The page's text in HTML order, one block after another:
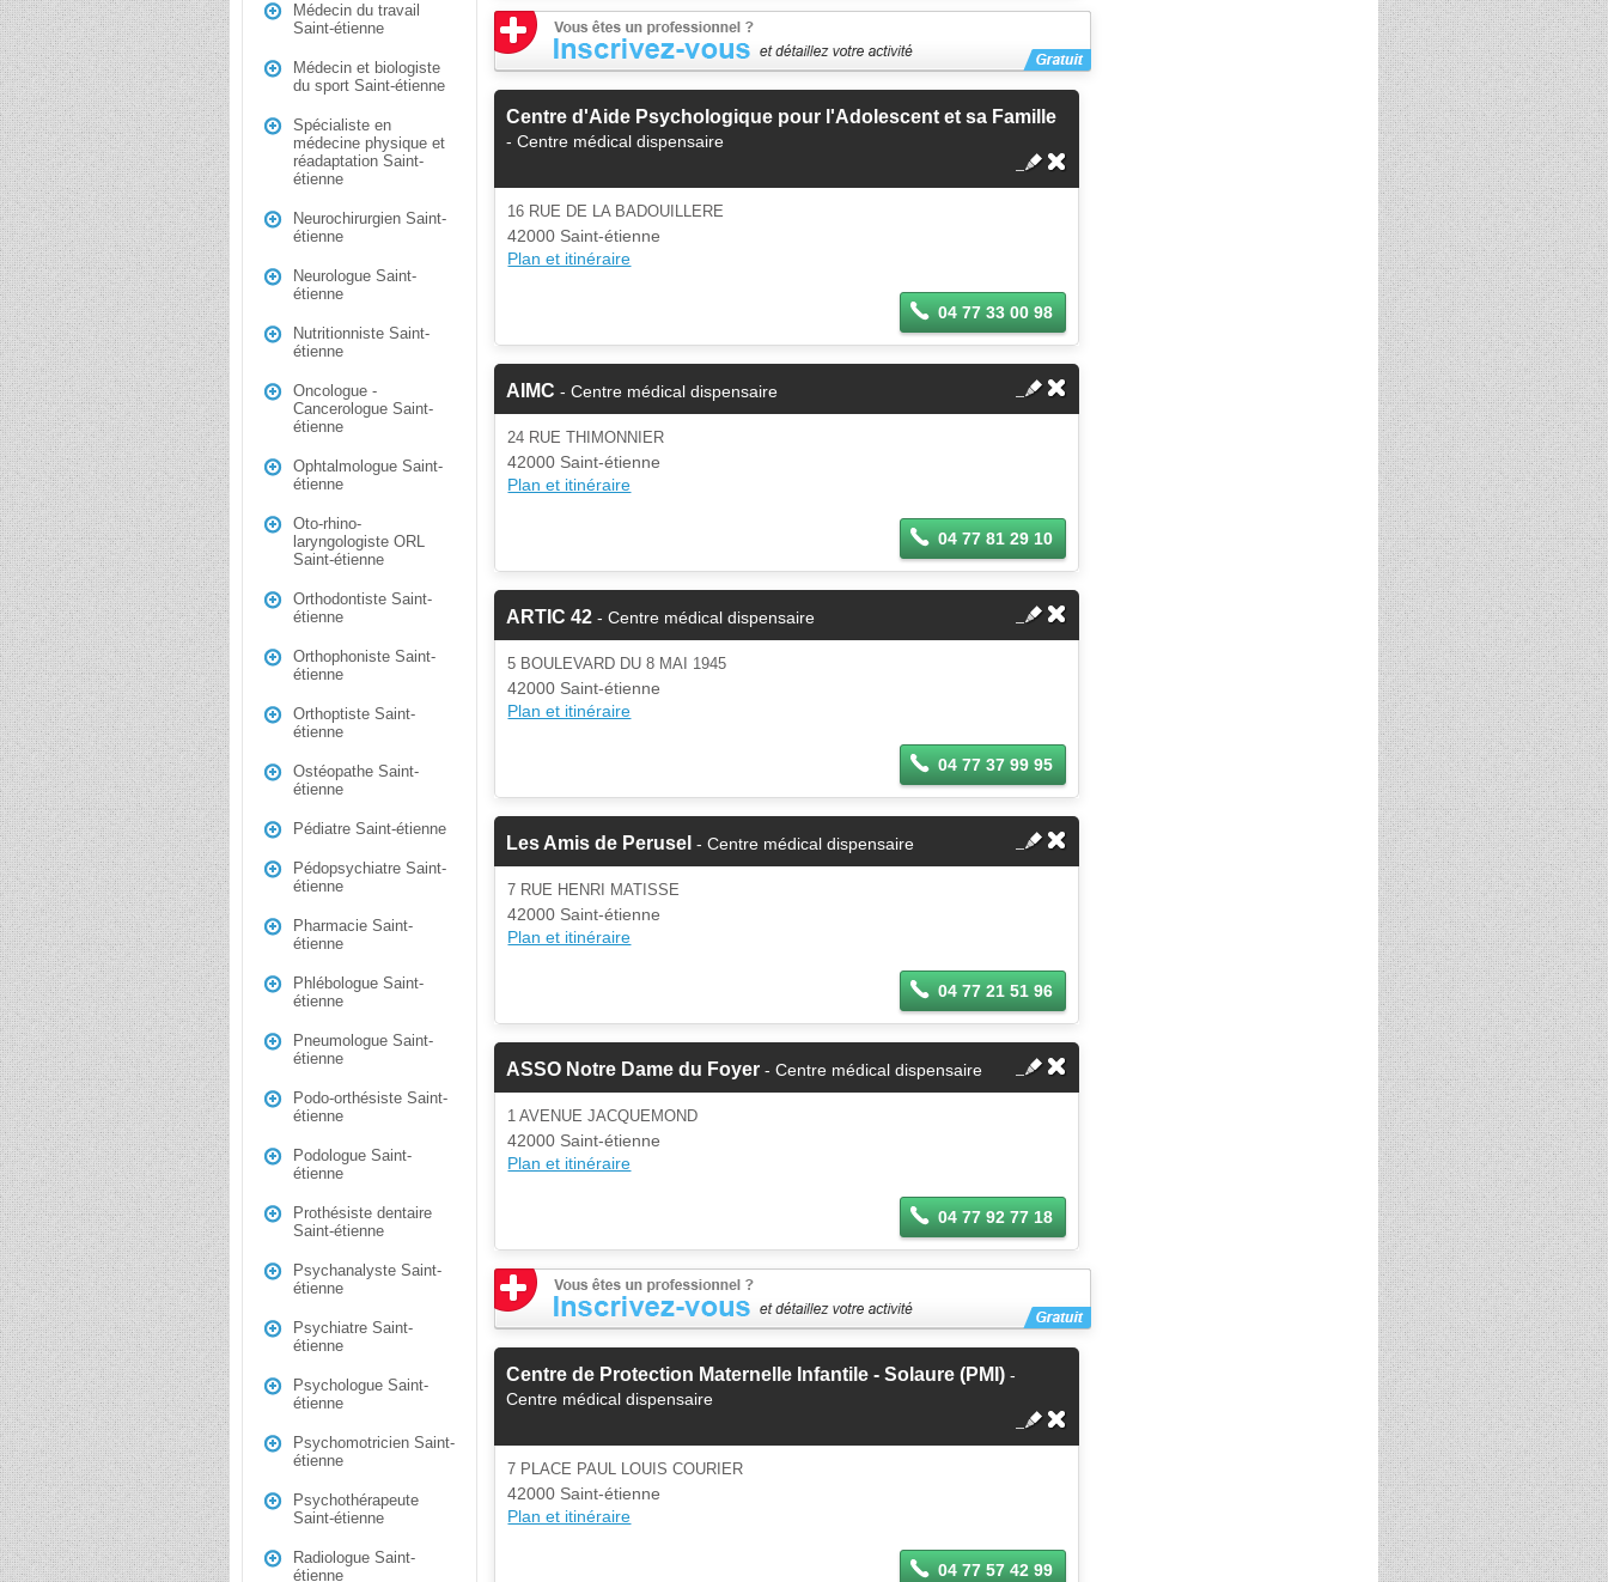
Médecin du travail
Saint-étienne
Médecin et biologiste
du sport Saint-étienne
Spécialiste en
médecine physique et
réadaptation Saint-
étienne
Neurochirurgien Saint-
étienne
Neurologue Saint-
étienne
Nutritionniste Saint-
étienne
Oncologue -
Cancerologue Saint-
étienne
Ophtalmologue Saint-
étienne
Oto-rhino-
laryngologiste ORL
Saint-étienne
Orthodontiste Saint-
étienne
Orthophoniste Saint-
étienne
Orthoptiste Saint-
étienne
Ostéopathe Saint-
étienne
Pédiatre Saint-étienne
Pédopsychiatre Saint-
étienne
Pharmacie Saint-
étienne
Phlébologue Saint-
étienne
Pneumologue Saint-
étienne
Podo-orthésiste Saint-
étienne
Podologue Saint-
étienne
Prothésiste dentaire
Saint-étienne
Psychanalyste Saint-
étienne
Psychiatre Saint-
étienne
Psychologue Saint-
étienne
Psychomotricien Saint-
étienne
Psychothérapeute
Saint-étienne
Radiologue Saint-
étienne
Centre d'Aide Psychologique pour l'Adolescent et sa Famille
- Centre médical dispensaire
16 RUE DE LA BADOUILLERE
42000 Saint-étienne
Plan et itinéraire
04 77 33 00 98
AIMC - Centre médical dispensaire
24 RUE THIMONNIER
42000 Saint-étienne
Plan et itinéraire
04 77 81 29 10
ARTIC 42 - Centre médical dispensaire
5 BOULEVARD DU 8 MAI 1945
42000 Saint-étienne
Plan et itinéraire
04 77 37 99 95
Les Amis de Perusel - Centre médical dispensaire
7 RUE HENRI MATISSE
42000 Saint-étienne
Plan et itinéraire
04 77 21 51 96
ASSO Notre Dame du Foyer - Centre médical dispensaire
1 AVENUE JACQUEMOND
42000 Saint-étienne
Plan et itinéraire
04 77 92 77 18
Centre de Protection Maternelle Infantile - Solaure (PMI) -
Centre médical dispensaire
7 PLACE PAUL LOUIS COURIER
42000 Saint-étienne
Plan et itinéraire
04 77 57 42 99